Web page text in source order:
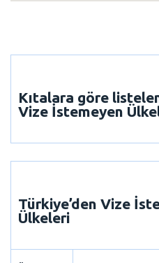
Kıtalara göre
Vize İstemeyen
Türkiye’den Vize
Ülkeleri